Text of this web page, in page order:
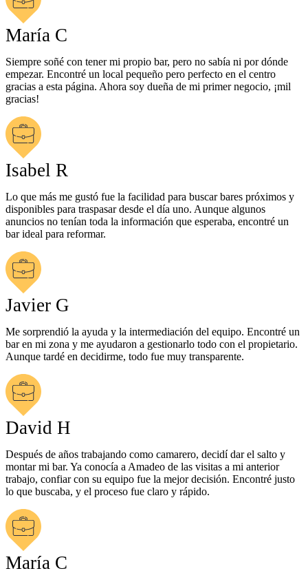
María C
Siempre soñé con tener mi propio bar, pero no sabía ni por dónde
empezar. Encontré un local pequeño pero perfecto en el centro
gracias a esta página. Ahora soy dueña de mi primer negocio, ¡mil
gracias!
Isabel R
Lo que más me gustó fue la facilidad para buscar bares próximos y
disponibles para traspasar desde el día uno. Aunque algunos
anuncios no tenían toda la información que esperaba, encontré un
bar ideal para reformar.
Javier G
Me sorprendió la ayuda y la intermediación del equipo. Encontré un
bar en mi zona y me ayudaron a gestionarlo todo con el propietario.
Aunque tardé en decidirme, todo fue muy transparente.
David H
Después de años trabajando como camarero, decidí dar el salto y
montar mi bar. Ya conocía a Amadeo de las visitas a mi anterior
trabajo, confiar con su equipo fue la mejor decisión. Encontré justo
lo que buscaba, y el proceso fue claro y rápido.
María C